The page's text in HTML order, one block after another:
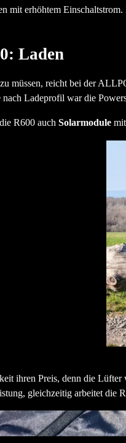
erhöhtem Einschaltstrom.
Laden
müssen, reicht bei der
nach Ladeprofil war die
R600 auch Solarmodulemit
ihren Preis, denn die
gleichzeitig arbeitet die